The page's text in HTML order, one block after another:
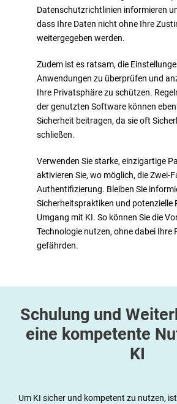
Datenschutzrichtlinien informieren
dass Ihre Daten nicht ohne Ihre
weitergegeben werden.
Zudem ist es ratsam, die
Anwendungen zu überprüfen und
Ihre Privatsphäre zu schützen.
der genutzten Software können
Sicherheit beitragen, da sie oft
schließen.
Verwenden Sie starke, einzigartige
aktivieren Sie, wo möglich, die Zwei-
Authentifizierung. Bleiben Sie
Sicherheitspraktiken und potenzielle
Umgang mit KI. So können Sie die
Technologie nutzen, ohne dabei Ihre
gefährden.
Schulung und
eine kompetente
KI
Um KI sicher und kompetent zu nutzen,